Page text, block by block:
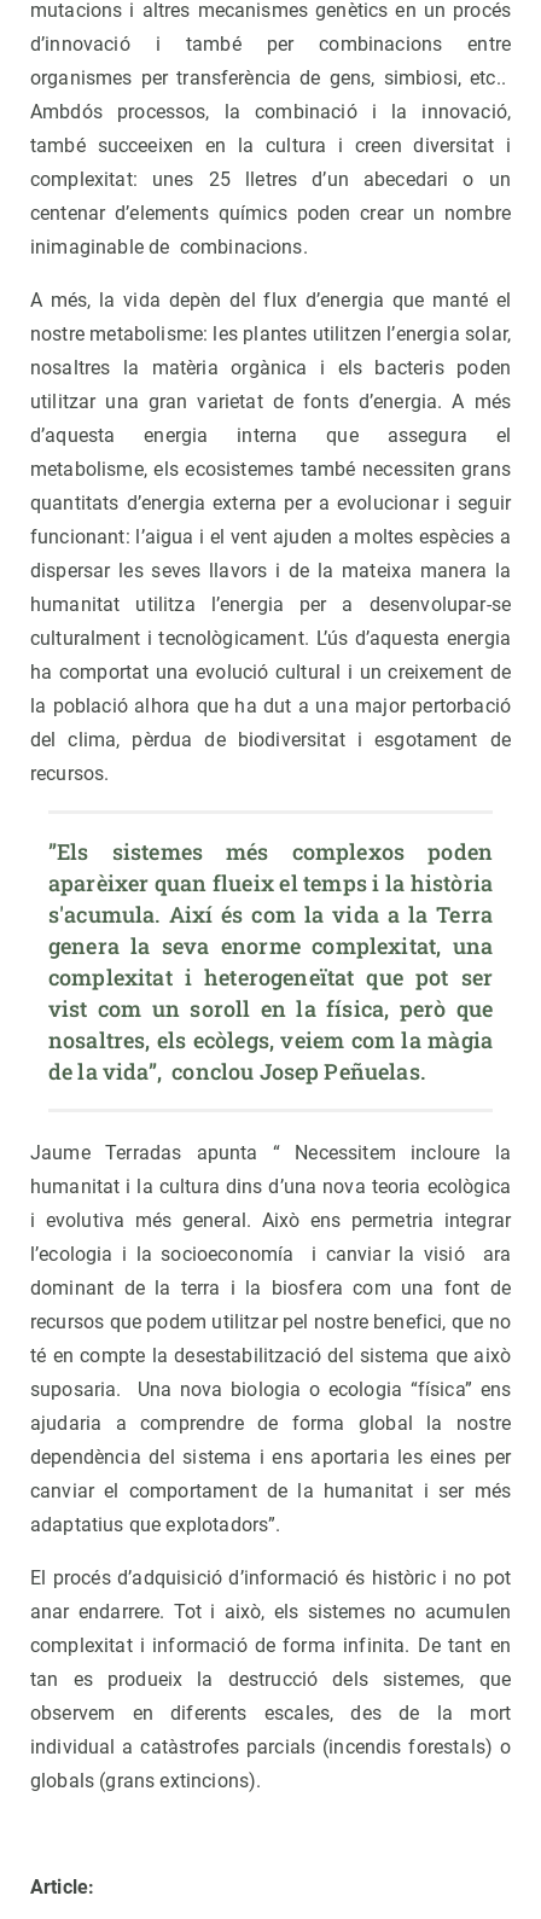
mutacions i altres mecanismes genètics en un procés
d’innovació i també per combinacions entre
organismes per transferència de gens, simbiosi, etc..
Ambdós processos, la combinació i la innovació,
també succeeixen en la cultura i creen diversitat i
complexitat: unes 25 lletres d’un abecedari o un
centenar d’elements químics poden crear un nombre
inimaginable de combinacions.
A més, la vida depèn del flux d’energia que manté el
nostre metabolisme: les plantes utilitzen l’energia solar,
nosaltres la matèria orgànica i els bacteris poden
utilitzar una gran varietat de fonts d’energia. A més
d’aquesta energia interna que assegura el
metabolisme, els ecosistemes també necessiten grans
quantitats d’energia externa per a evolucionar i seguir
funcionant: l’aigua i el vent ajuden a moltes espècies a
dispersar les seves llavors i de la mateixa manera la
humanitat utilitza l’energia per a desenvolupar-se
culturalment i tecnològicament. L’ús d’aquesta energia
ha comportat una evolució cultural i un creixement de
la població alhora que ha dut a una major pertorbació
del clima, pèrdua de biodiversitat i esgotament de
recursos.
”Els sistemes més complexos poden
aparèixer quan flueix el temps i la història
s'acumula. Així és com la vida a la Terra
genera la seva enorme complexitat, una
complexitat i heterogeneïtat que pot ser
vist com un soroll en la física, però que
nosaltres, els ecòlegs, veiem com la màgia
de la vida”,  conclou Josep Peñuelas.
Jaume Terradas apunta “ Necessitem incloure la
humanitat i la cultura dins d’una nova teoria ecològica
i evolutiva més general. Això ens permetria integrar
l’ecologia i la socioeconomía i canviar la visió ara
dominant de la terra i la biosfera com una font de
recursos que podem utilitzar pel nostre benefici, que no
té en compte la desestabilització del sistema que això
suposaria. Una nova biologia o ecologia “física” ens
ajudaria a comprendre de forma global la nostre
dependència del sistema i ens aportaria les eines per
canviar el comportament de la humanitat i ser més
adaptatius que explotadors”.
El procés d’adquisició d’informació és històric i no pot
anar endarrere. Tot i això, els sistemes no acumulen
complexitat i informació de forma infinita. De tant en
tan es produeix la destrucció dels sistemes, que
observem en diferents escales, des de la mort
individual a catàstrofes parcials (incendis forestals) o
globals (grans extincions).
Article: